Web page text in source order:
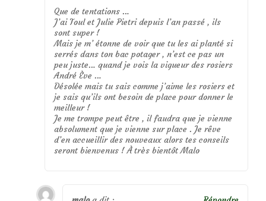
Que de tentations …
J’ai Toul et Julie Pietri depuis l’an passé , ils
sont super !
Mais je m’ étonne de voir que tu les ai planté si
serrés dans ton bac potager , n’est ce pas un
peu juste… quand je vois la vigueur des rosiers
André Ève …
Désolée mais tu sais comme j’aime les rosiers et
je sais qu’ils ont besoin de place pour donner le
meilleur !
Je me trompe peut être , il faudra que je vienne
absolument que je vienne sur place . Je rêve
d’en accueillir des nouveaux alors tes conseils
seront bienvenus ! À très bientôt Malo